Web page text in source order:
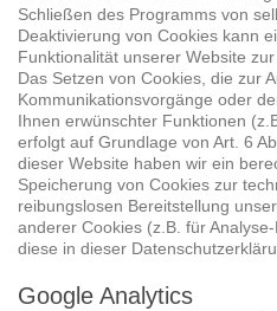
Schließen des Programms von
Deaktivierung von Cookies kann
Funktionalität unserer Website
Das Setzen von Cookies, die zur
Kommunikationsvorgänge oder
Ihnen erwünschter Funktionen
erfolgt auf Grundlage von Art. 6
dieser Website haben wir ein
Speicherung von Cookies zur
reibungslosen Bereitstellung
anderer Cookies (z.B. für
diese in dieser
Google Analytics